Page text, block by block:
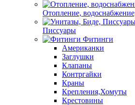
Отопление,
Писсуары
Фитинги
Американки
Заглушки
Клапаны
Контргайки
Краны
Крепления,Хомуты
Крестовины